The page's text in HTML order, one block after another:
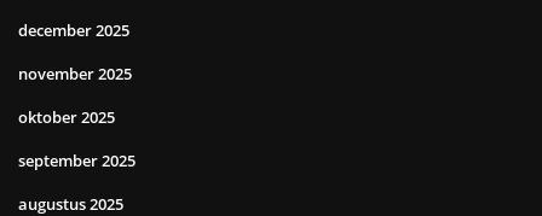
december 2025
november 2025
oktober 2025
september 2025
augustus 2025